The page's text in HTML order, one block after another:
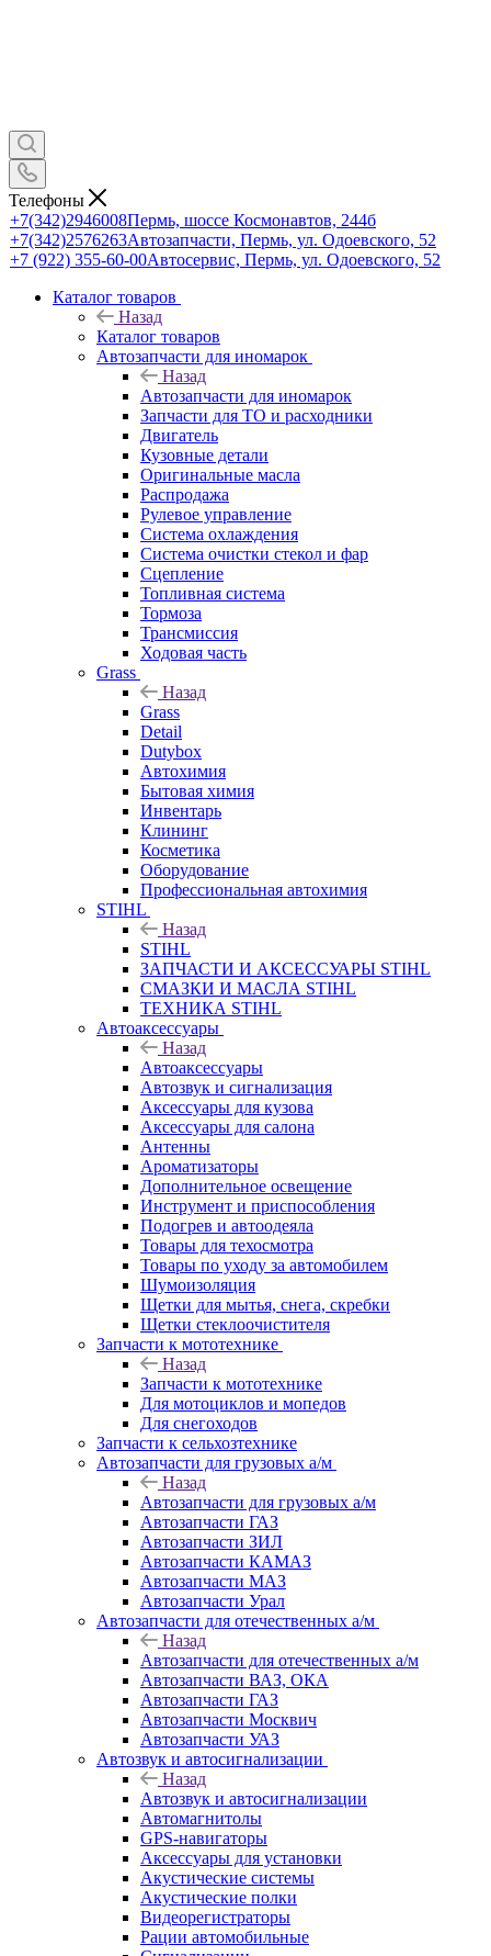
Телефоны
+7(342)2946008Пермь, шоссе Космонавтов, 244б
+7(342)2576263Автозапчасти, Пермь, ул. Одоевского, 52
+7 (922) 355-60-00Автосервис, Пермь, ул. Одоевского, 52
Каталог товаров
Назад
Каталог товаров
Автозапчасти для иномарок
Назад
Автозапчасти для иномарок
Запчасти для ТО и расходники
Двигатель
Кузовные детали
Оригинальные масла
Распродажа
Рулевое управление
Система охлаждения
Система очистки стекол и фар
Сцепление
Топливная система
Тормоза
Трансмиссия
Ходовая часть
Grass
Назад
Grass
Detail
Dutybox
Автохимия
Бытовая химия
Инвентарь
Клининг
Косметика
Оборудование
Профессиональная автохимия
STIHL
Назад
STIHL
ЗАПЧАСТИ И АКСЕССУАРЫ STIHL
СМАЗКИ И МАСЛА STIHL
ТЕХНИКА STIHL
Автоаксессуары
Назад
Автоаксессуары
Автозвук и сигнализация
Аксессуары для кузова
Аксессуары для салона
Антенны
Ароматизаторы
Дополнительное освещение
Инструмент и приспособления
Подогрев и автоодеяла
Товары для техосмотра
Товары по уходу за автомобилем
Шумоизоляция
Щетки для мытья, снега, скребки
Щетки стеклоочистителя
Запчасти к мототехнике
Назад
Запчасти к мототехнике
Для мотоциклов и мопедов
Для снегоходов
Запчасти к сельхозтехнике
Автозапчасти для грузовых а/м
Назад
Автозапчасти для грузовых а/м
Автозапчасти ГАЗ
Автозапчасти ЗИЛ
Автозапчасти КАМАЗ
Автозапчасти МАЗ
Автозапчасти Урал
Автозапчасти для отечественных а/м
Назад
Автозапчасти для отечественных а/м
Автозапчасти ВАЗ, ОКА
Автозапчасти ГАЗ
Автозапчасти Москвич
Автозапчасти УАЗ
Автозвук и автосигнализации
Назад
Автозвук и автосигнализации
Автомагнитолы
GPS-навигаторы
Аксессуары для установки
Акустические системы
Акустические полки
Видеорегистраторы
Рации автомобильные